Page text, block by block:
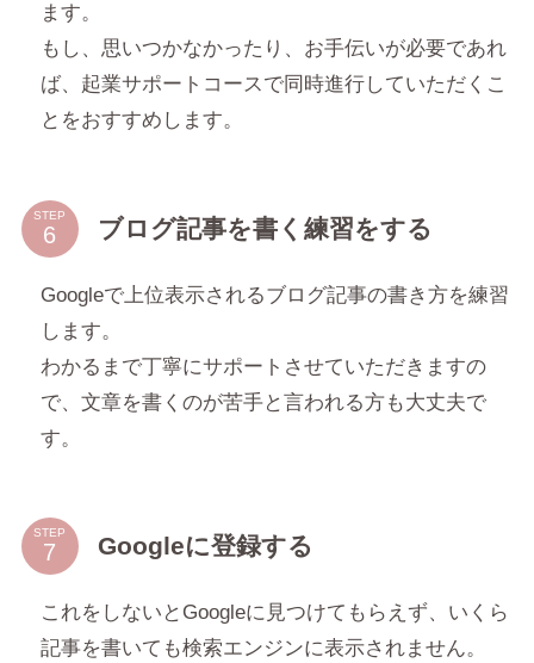
ます。
もし、思いつかなかったり、お手伝いが必要であれ
ば、起業サポートコースで同時進行していただくこ
とをおすすめします。
STEP ブログ記事を書く練習をする
Googleで上位表示されるブログ記事の書き方を練習
します。
わかるまで丁寧にサポートさせていただきますの
で、文章を書くのが苦手と言われる方も大丈夫で
す。
STEP Googleに登録する
これをしないとGoogleに見つけてもらえず、いくら
記事を書いても検索エンジンに表示されません。